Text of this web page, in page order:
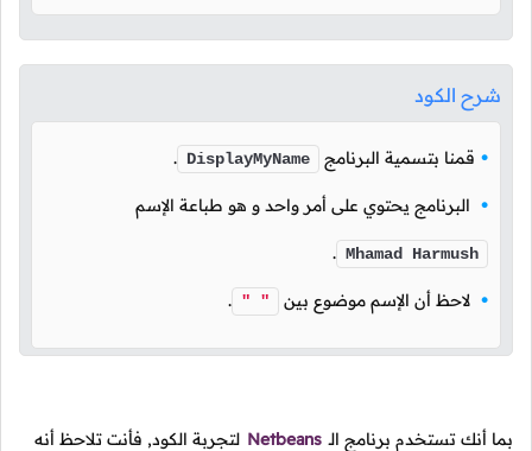
شرح الكود
قمنا بتسمية البرنامج DisplayMyName
.
البرنامج يحتوي على أمر واحد و هو طباعة الإسم
Mhamad Harmush
.
لاحظ أن الإسم موضوع بين " "
.
بما أنك تستخدم برنامج الـ Netbeans لتجربة الكود, فأنت تلاحظ أنه